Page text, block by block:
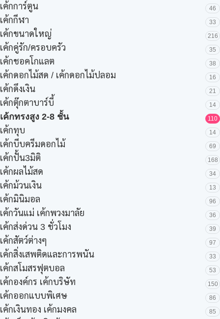
เค้กการ์ตูน 46
เค้กกีฬา 33
เค้กขนาดใหญ่ 216
เค้กคู่รัก/ครอบครัว 35
เค้กชอคโกแลต 38
เค้กดอกไม้สด / เค้กดอกไม้ปลอม 16
เค้กดึงเงิน 21
เค้กตุ๊กตาบาร์บี้ 14
เค้กทรงสูง 2-8 ชั้น 110
เค้กทุบ 14
เค้กบีบครีมดอกไม้ 69
เค้กปั้น3มิติ 168
เค้กผลไม้สด 34
เค้กม้วนเงิน 13
เค้กมินิมอล 96
เค้กวันแม่ เค้กพวงมาลัย 36
เค้กส่งด่วน 3 ชั่วโมง 39
เค้กสัตว์ต่างๆ 97
เค้กสิ่งเสพติดและการพนัน 33
เค้กสโมสรฟุตบอล 53
เค้กองค์กร เค้กบริษัท 150
เค้กออกแบบพิเศษ 86
เค้กเงินทอง เค้กมงคล 85